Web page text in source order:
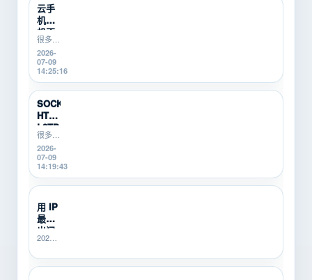
云手
机挂
机不
稳定
怎么
办？
搬砖
新
手...
很多游
戏搬
砖、游
戏打金
新手在
使用云
手机挂
机时，
会遇到
掉线、
卡顿、
登录异
常、运
等问
文从...
2026-
07-09
14:25:16
SOCKS5、
HTTP、
L2TP/P...
很多游
戏搬
砖、游
戏打
金、多
开挂机
手，不
知道
SOCKS5、
HTTP、
有什...
2026-
07-09
14:19:43
用 IP
最怕
出问
题没
管？
2026-
21:40:14